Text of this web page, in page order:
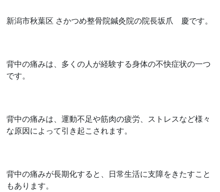
新潟市秋葉区 さかつめ整骨院鍼灸院の院長坂爪 慶です。
背中の痛みは、多くの人が経験する身体の不快症状の一つ
です。
背中の痛みは、運動不足や筋肉の疲労、ストレスなど様々
な原因によって引き起こされます。
背中の痛みが長期化すると、日常生活に支障をきたすこと
もあります。